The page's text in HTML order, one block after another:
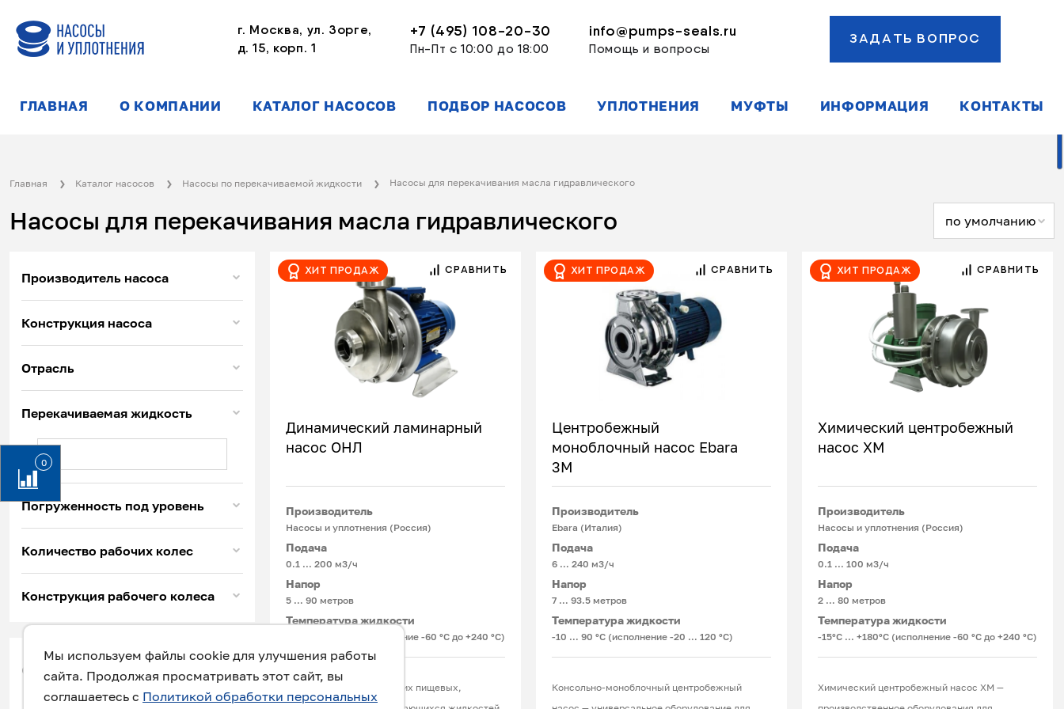
Мы используем файлы cookie для улучшения работы
сайта. Продолжая просматривать этот сайт, вы
соглашаетесь с Политикой обработки персональных
0
г. Москва, ул. Зорге,
д. 15, корп. 1
+7 (495) 108-20-30
Пн-Пт с 10:00 до 18:00
info@pumps-seals.ru
Помощь и вопросы
ЗАДАТЬ ВОПРОС
ГЛАВНАЯ О КОМПАНИИ КАТАЛОГ НАСОСОВ ПОДБОР НАСОСОВ УПЛОТНЕНИЯ МУФТЫ ИНФОРМАЦИЯ КОНТАКТЫ
Главная Каталог насосов Насосы по перекачиваемой жидкости Насосы для перекачивания масла гидравлического
Насосы для перекачивания масла гидравлического по умолчанию
Производитель насоса
Конструкция насоса
Отрасль
Перекачиваемая жидкость
Погруженность под уровень
Количество рабочих колес
Конструкция рабочего колеса
фильтр
Хит продаж СРАВНИТЬ
Динамический ламинарный
насос ОНЛ
Производитель
Насосы и уплотнения (Россия)
Подача
0.1 ... 200 м3/ч
Напор
5 … 90 метров
Температура жидкости
-15°С ... +180°С (исполнение -60 °С до +240 °С)
Для перекачивания вязких пищевых,
Хит продаж СРАВНИТЬ
Центробежный
моноблочный насос Ebara
3M
Производитель
Ebara (Италия)
Подача
6 … 240 м3/ч
Напор
7 … 93.5 метров
Температура жидкости
-10 … 90 °C (исполнение -20 … 120 °C)
Консольно-моноблочный центробежный
Хит продаж СРАВНИТЬ
Химический центробежный
насос ХМ
Производитель
Насосы и уплотнения (Россия)
Подача
0.1 ... 100 м3/ч
Напор
2 … 80 метров
Температура жидкости
-15°С ... +180°С (исполнение -60 °С до +240 °С)
Химический центробежный насос ХМ —